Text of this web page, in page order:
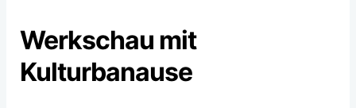
Werkschau mit
Kulturbanause